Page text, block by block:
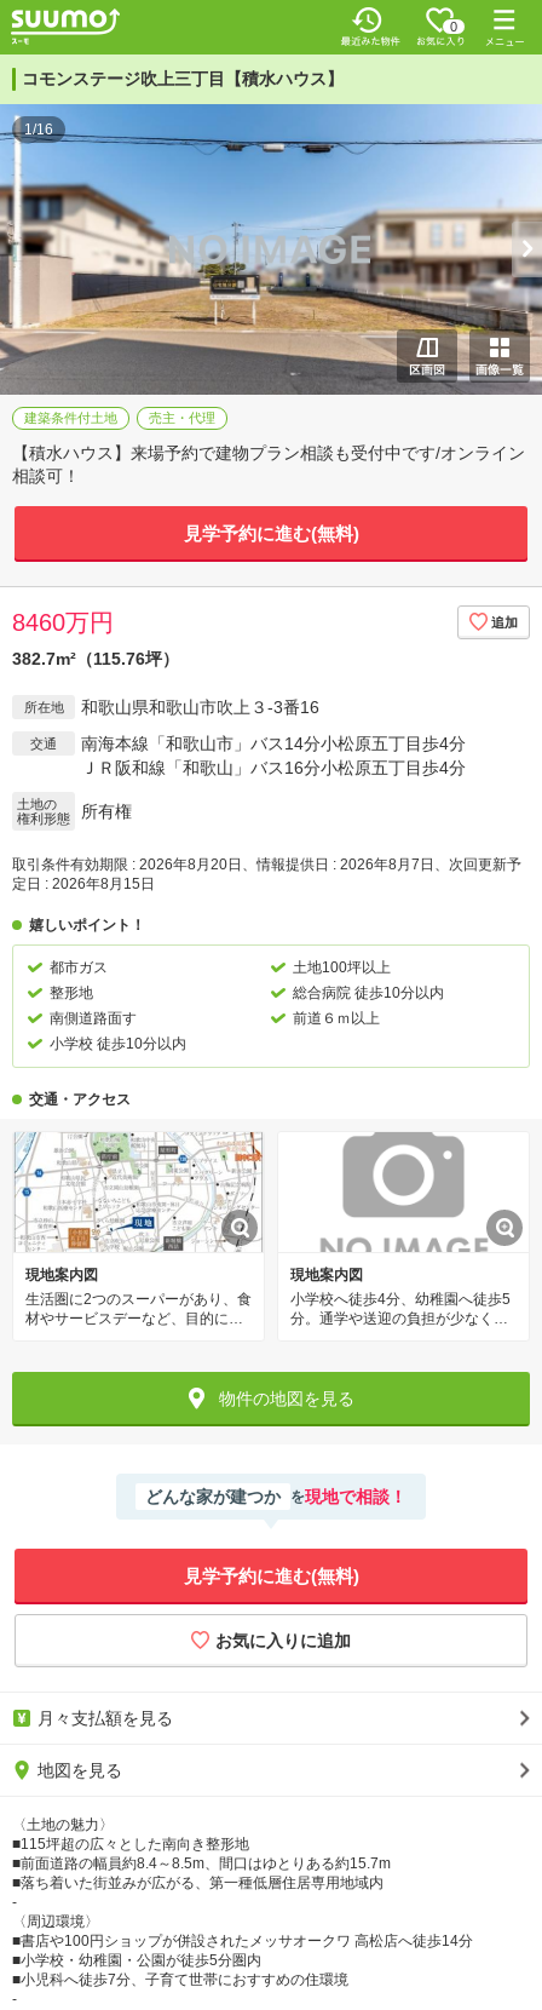
0
コモンステージ吹上三丁目【積水ハウス】
1/16
建築条件付土地 売主・代理
【積水ハウス】来場予約で建物プラン相談も受付中です/オンライン
相談可！
見学予約に進む(無料)
8460万円
382.7m²（115.76坪）
所在地 和歌山県和歌山市吹上３-3番16
交通
南海本線「和歌山市」バス14分小松原五丁目歩4分
ＪＲ阪和線「和歌山」バス16分小松原五丁目歩4分
土地の
権利形態
所有権
取引条件有効期限 : 2026年8月20日、情報提供日 : 2026年8月7日、次回更新予
定日 : 2026年8月15日
嬉しいポイント！
都市ガス
土地100坪以上
整形地
総合病院 徒歩10分以内
南側道路面す
前道６ｍ以上
小学校 徒歩10分以内
交通・アクセス
現地案内図
生活圏に2つのスーパーがあり、食
材やサービスデーなど、目的に合
院へ徒歩7分。いざという時に心強
現地案内図
小学校へ徒歩4分、幼稚園へ徒歩5
分。通学や送迎の負担が少なく、
バランスよく整い、ご家族の日常
に寄り添います。
物件の地図を見る
どんな家が建つか を現地で相談！
見学予約に進む(無料)
月々支払額を見る
地図を見る
〈土地の魅力〉
■115坪超の広々とした南向き整形地
■前面道路の幅員約8.4～8.5m、間口はゆとりある約15.7m
■落ち着いた街並みが広がる、第一種低層住居専用地域内
‐
〈周辺環境〉
■書店や100円ショップが併設されたメッサオークワ 高松店へ徒歩14分
■小学校・幼稚園・公園が徒歩5分圏内
■小児科へ徒歩7分、子育て世帯におすすめの住環境
‐